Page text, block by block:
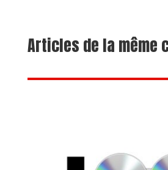
Articles de la même